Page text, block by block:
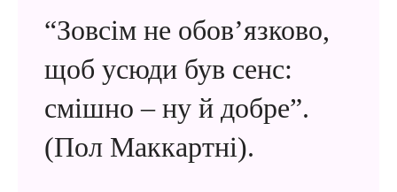
“Зовсім не обов’язково,
щоб усюди був сенс:
смішно – ну й добре”.
(Пол Маккартні).